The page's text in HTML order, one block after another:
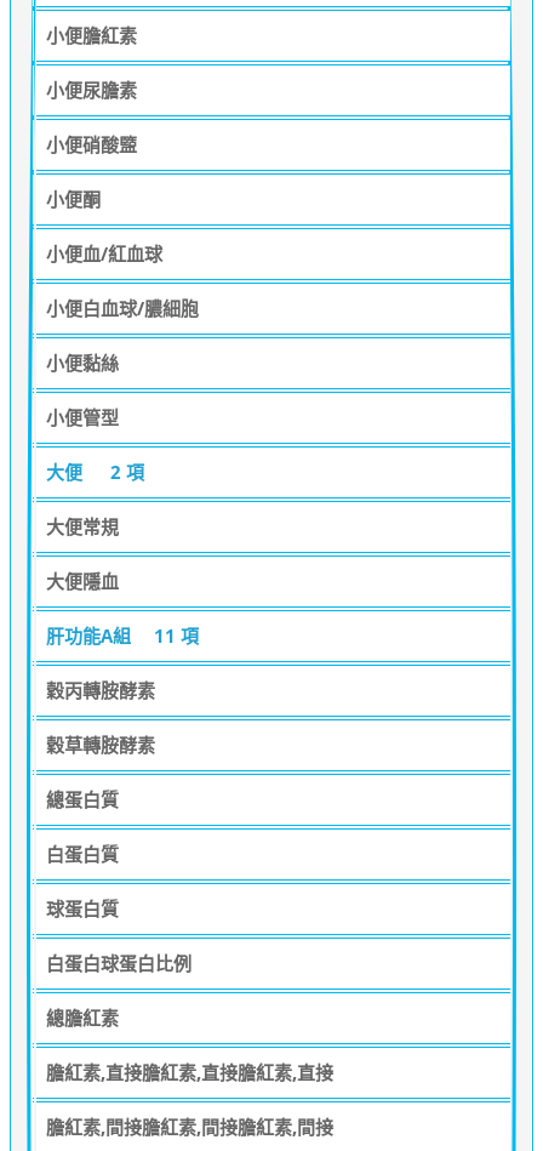
小便膽紅素
小便尿膽素
小便硝酸盬
小便酮
小便血/紅血球
小便白血球/膿細胞
小便黏絲
小便管型
大便 2 項
大便常規
大便隱血
肝功能A組 11 項
穀丙轉胺酵素
穀草轉胺酵素
總蛋白質
白蛋白質
球蛋白質
白蛋白球蛋白比例
總膽紅素
膽紅素,直接膽紅素,直接膽紅素,直接
膽紅素,間接膽紅素,間接膽紅素,間接